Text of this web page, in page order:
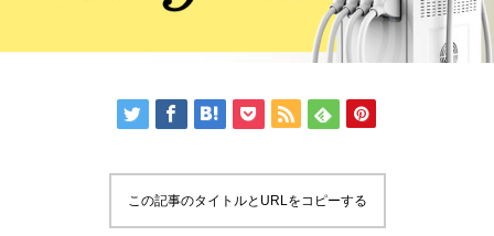
この記事のタイトルとURLをコピーする